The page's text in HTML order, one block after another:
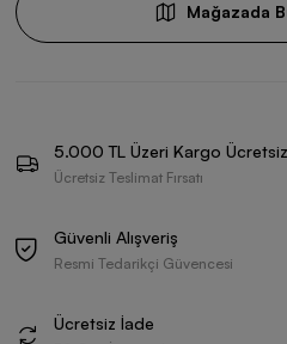
Mağazada
5.000 TL Üzeri Kargo Ücretsiz
Ücretsiz Teslimat Fırsatı
Güvenli Alışveriş
Resmi Tedarikçi Güvencesi
Ücretsiz İade